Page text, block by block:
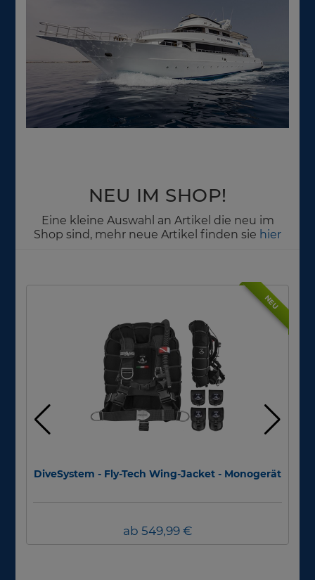
NEU IM SHOP!
Eine kleine Auswahl an Artikel die neu im
Shop sind, mehr neue Artikel finden sie hier
NEU
DiveSystem - Fly-Tech Wing-Jacket - Monogerät
ab 549,99 €